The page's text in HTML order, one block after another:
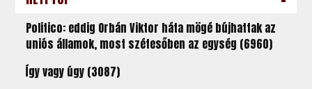
Politico: eddig Orbán Viktor háta mögé bújhattak az
uniós államok, most szétesőben az egység (6960)
Így vagy úgy (3087)